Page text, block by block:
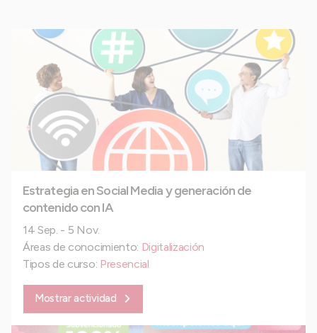
Estrategia en Social Media y generación de
contenido con IA
14 Sep. - 5 Nov.
Áreas de conocimiento: Digitalización
Tipos de curso: Presencial
Mostrar actividad